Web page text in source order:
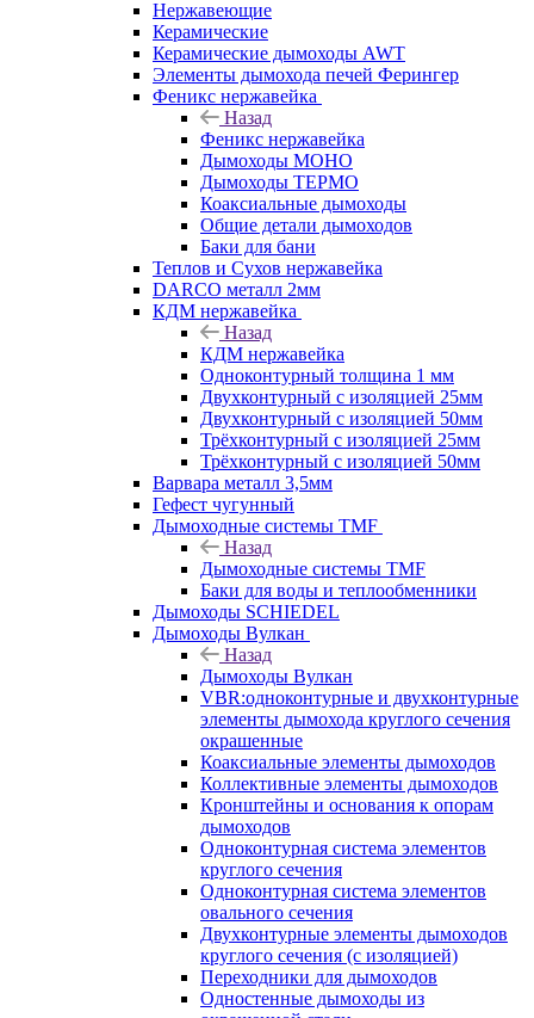
Нержавеющие
Керамические
Керамические дымоходы AWT
Элементы дымохода печей Ферингер
Феникс нержавейка
Назад
Феникс нержавейка
Дымоходы МОНО
Дымоходы ТЕРМО
Коаксиальные дымоходы
Общие детали дымоходов
Баки для бани
Теплов и Сухов нержавейка
DARCO металл 2мм
КДМ нержавейка
Назад
КДМ нержавейка
Одноконтурный толщина 1 мм
Двухконтурный с изоляцией 25мм
Двухконтурный с изоляцией 50мм
Трёхконтурный с изоляцией 25мм
Трёхконтурный с изоляцией 50мм
Варвара металл 3,5мм
Гефест чугунный
Дымоходные системы TMF
Назад
Дымоходные системы TMF
Баки для воды и теплообменники
Дымоходы SCHIEDEL
Дымоходы Вулкан
Назад
Дымоходы Вулкан
VBR:одноконтурные и двухконтурные
элементы дымохода круглого сечения
окрашенные
Коаксиальные элементы дымоходов
Коллективные элементы дымоходов
Кронштейны и основания к опорам
дымоходов
Одноконтурная система элементов
круглого сечения
Одноконтурная система элементов
овального сечения
Двухконтурные элементы дымоходов
круглого сечения (с изоляцией)
Переходники для дымоходов
Одностенные дымоходы из